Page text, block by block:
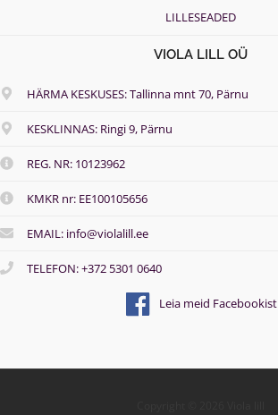
LILLESEADED
VIOLA LILL OÜ
HÄRMA KESKUSES: Tallinna mnt 70, Pärnu
KESKLINNAS: Ringi 9, Pärnu
REG. NR: 10123962
KMKR nr: EE100105656
EMAIL: info@violalill.ee
TELEFON: +372 5301 0640
Leia meid Facebookist